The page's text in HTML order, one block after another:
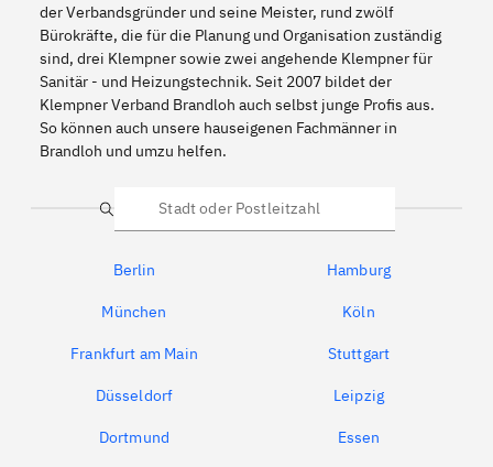
der Verbandsgründer und seine Meister, rund zwölf
Bürokräfte, die für die Planung und Organisation zuständig
sind, drei Klempner sowie zwei angehende Klempner für
Sanitär - und Heizungstechnik. Seit 2007 bildet der
Klempner Verband Brandloh auch selbst junge Profis aus.
So können auch unsere hauseigenen Fachmänner in
Brandloh und umzu helfen.
Suche
Berlin Hamburg
München Köln
Frankfurt am Main Stuttgart
Düsseldorf Leipzig
Dortmund Essen